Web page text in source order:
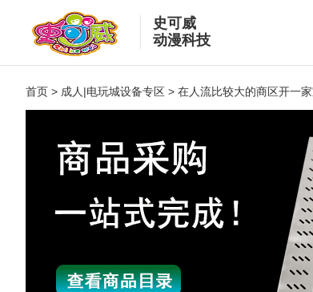
史可威
动漫科技
首页 > 成人|电玩城设备专区 > 在人流比较大的商区开一